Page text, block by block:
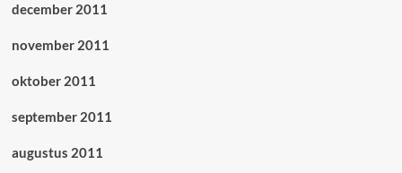
december 2011
november 2011
oktober 2011
september 2011
augustus 2011